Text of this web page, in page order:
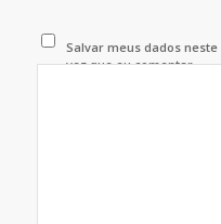
Salvar meus dados
vez que eu comentar.